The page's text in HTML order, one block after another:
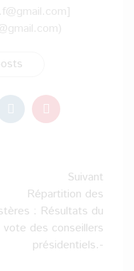
Suivant
Répartition des
: Résultats du
vote des conseillers
présidentiels.-